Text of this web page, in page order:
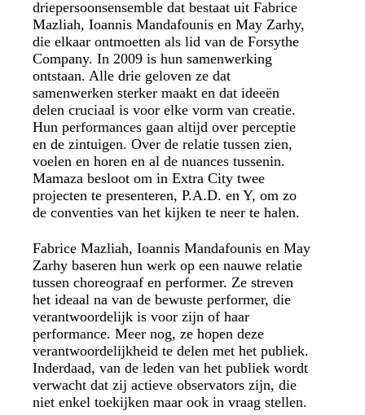
driepersoonsensemble dat bestaat uit Fabrice
Mazliah, Ioannis Mandafounis en May Zarhy,
die elkaar ontmoetten als lid van de Forsythe
Company. In 2009 is hun samenwerking
ontstaan. Alle drie geloven ze dat
samenwerken sterker maakt en dat ideeën
delen cruciaal is voor elke vorm van creatie.
Hun performances gaan altijd over perceptie
en de zintuigen. Over de relatie tussen zien,
voelen en horen en al de nuances tussenin.
Mamaza besloot om in Extra City twee
projecten te presenteren, P.A.D. en Y, om zo
de conventies van het kijken te neer te halen.
Fabrice Mazliah, Ioannis Mandafounis en May
Zarhy baseren hun werk op een nauwe relatie
tussen choreograaf en performer. Ze streven
het ideaal na van de bewuste performer, die
verantwoordelijk is voor zijn of haar
performance. Meer nog, ze hopen deze
verantwoordelijkheid te delen met het publiek.
Inderdaad, van de leden van het publiek wordt
verwacht dat zij actieve observators zijn, die
niet enkel toekijken maar ook in vraag stellen.